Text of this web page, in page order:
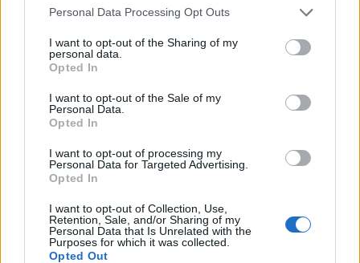
Personal Data Processing Opt Outs
I want to opt-out of the Sharing of my
personal data.
Opted In
I want to opt-out of the Sale of my
Personal Data.
Opted In
I want to opt-out of processing my
Personal Data for Targeted Advertising.
Opted In
I want to opt-out of Collection, Use,
Retention, Sale, and/or Sharing of my
Personal Data that Is Unrelated with the
Purposes for which it was collected.
Opted Out
ευθύνης απέναντι στους πυρόπληκτους, ενημερώνει για τα
απαραίτητα μέτρα προστασίας και καθαρισμού που πρέπει να
τηρούνται μετά από πυρκαγιά, ώστε να διασφαλιστεί η υγεία και η
ασφάλεια των πολιτών.